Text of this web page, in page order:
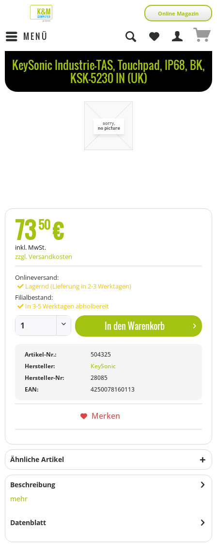
Online Magazin
MENÜ
KeySonic Industrie-TAS, Touchpad, IP68, BK,
KSK-5230 IN (UK)
7350€
inkl. MwSt.
zzgl. Versandkosten
Onlineversand:
Lagernd (Lieferung in 2-3 Werktagen)
Filialbestand:
In 3-5 Werktagen abholbereit
In denWarenkorb
Artikel-Nr.:
504325
Hersteller:
KeySonic
Hersteller-Nr:
28085
EAN:
4250078160113
Merken
Ähnliche Artikel
Beschreibung
mehr
Datenblatt